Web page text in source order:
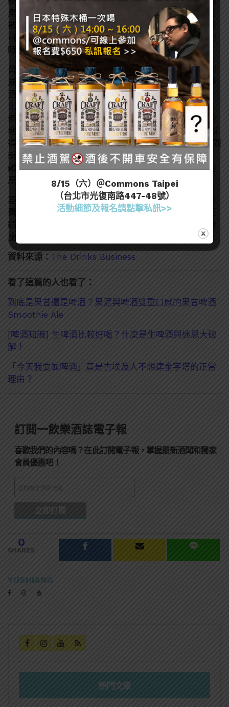
產業必須面對的共業，烈酒是，啤酒也是，即便是目前
被視為市場當紅的輕酒精即飲商品，百家爭鳴的口味就
可以讓消費者站在冰櫃前產生選擇障礙了，何況是比利
時啤酒？
曾經，比利時啤酒在亞洲竄紅了一陣子，畢竟從文化到
風味、無論是比利時愛爾亦或是比利時小麥、修道院啤
酒等等（更多介紹請見：[啤酒知識]啤酒界的萬花筒—
比利時啤酒
），對亞洲民眾來說都是新奇美妙的體驗。
但現實情況是，受到海運、關稅等成本影響，在歐洲當
地售價約新台幣60元~100元不等的啤酒，到台灣售價就
得逼近新台幣100元起跳，有些量少質精的品項甚至賣到
新台幣200元以上才有獲利，這也是為什麼歐洲啤酒很
難跨入亞洲、還得面對亞洲啤酒、即飲酒款攻城掠地的
原因了。
要怎麼突圍、同時在競爭市場中保有優勢，還得迎合消
費喜好變換新風味，以及透過有創意、吸睛又有效的行
銷策略和管道建立品牌和產品形象，可能是比尋求政府
施行保護政策更需要積極努力的方向。
資料來源： The Drinks Business
看了這篇的人也看了：
到底是果昔還是啤酒？果泥與啤酒雙重口感的果昔啤酒
Smoothie Ale
[啤酒知識] 生啤酒比較好喝？什麼是生啤酒與迷思大破
解！
「今天我要釀啤酒」竟是古埃及人不想建金字塔的正當
理由？
訂閱一飲樂酒誌電子報
喜歡我們的內容嗎？在此訂閱電子報，掌握最新酒聞和獨家
會員優惠吧！
0
SHARES
YUSHIANG
熱門文章
8/15（六）＠Commons Taipei
（台北市光復南路447-48號）
活動細節及報名請點擊私訊>>